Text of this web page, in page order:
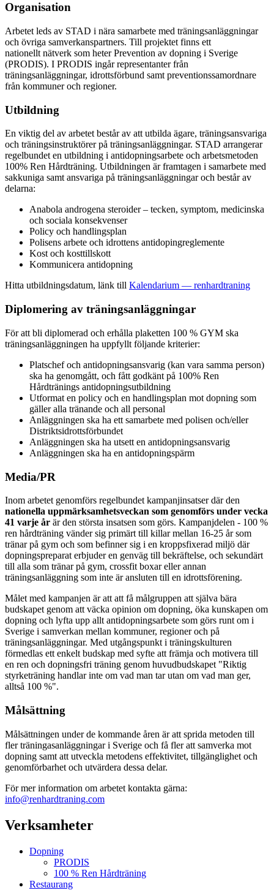
Organisation
Arbetet leds av STAD i nära samarbete med träningsanläggningar
och övriga samverkanspartners. Till projektet finns ett
nationellt nätverk som heter Prevention av dopning i Sverige
(PRODIS). I PRODIS ingår representanter från
träningsanläggningar, idrottsförbund samt preventionssamordnare
från kommuner och regioner.
Utbildning
En viktig del av arbetet består av att utbilda ägare, träningsansvariga
och träningsinstruktörer på träningsanläggningar. STAD arrangerar
regelbundet en utbildning i antidopningsarbete och arbetsmetoden
100% Ren Hårdträning. Utbildningen är framtagen i samarbete med
sakkuniga samt ansvariga på träningsanläggningar och består av
delarna:
Anabola androgena steroider – tecken, symptom, medicinska
och sociala konsekvenser
Policy och handlingsplan
Polisens arbete och idrottens antidopingreglemente
Kost och kosttillskott
Kommunicera antidopning
Hitta utbildningsdatum, länk till Kalendarium — renhardtraning
Diplomering av träningsanläggningar
För att bli diplomerad och erhålla plaketten 100 % GYM ska
träningsanläggningen ha uppfyllt följande kriterier:
Platschef och antidopningsansvarig (kan vara samma person)
ska ha genomgått, och fått godkänt på 100% Ren
Hårdtränings antidopningsutbildning
Utformat en policy och en handlingsplan mot dopning som
gäller alla tränande och all personal
Anläggningen ska ha ett samarbete med polisen och/eller
Distriktsidrottsförbundet
Anläggningen ska ha utsett en antidopningsansvarig
Anläggningen ska ha en antidopningspärm
Media/PR
Inom arbetet genomförs regelbundet kampanjinsatser där den
nationella uppmärksamhetsveckan som genomförs under vecka
41 varje år är den största insatsen som görs. Kampanjdelen - 100 %
ren hårdträning vänder sig primärt till killar mellan 16-25 år som
tränar på gym och som befinner sig i en kroppsfixerad miljö där
dopningspreparat erbjuder en genväg till bekräftelse, och sekundärt
till alla som tränar på gym, crossfit boxar eller annan
träningsanläggning som inte är ansluten till en idrottsförening.
Målet med kampanjen är att att få målgruppen att själva bära
budskapet genom att väcka opinion om dopning, öka kunskapen om
dopning och lyfta upp allt antidopningsarbete som görs runt om i
Sverige i samverkan mellan kommuner, regioner och på
träningsanläggningar. Med utgångspunkt i träningskulturen
förmedlas ett enkelt budskap med syfte att främja och motivera till
en ren och dopningsfri träning genom huvudbudskapet "Riktig
styrketräning handlar inte om vad man tar utan om vad man ger,
alltså 100 %".
Målsättning
Målsättningen under de kommande åren är att sprida metoden till
fler träningasanläggningar i Sverige och få fler att samverka mot
dopning samt att utveckla metodens effektivitet, tillgänglighet och
genomförbarhet och utvärdera dessa delar.
För mer information om arbetet kontakta gärna:
info@renhardtraning.com
Verksamheter
Dopning
PRODIS
100 % Ren Hårdträning
Restaurang